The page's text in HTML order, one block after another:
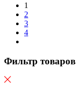
1
2
3
4
Фильтр товаров